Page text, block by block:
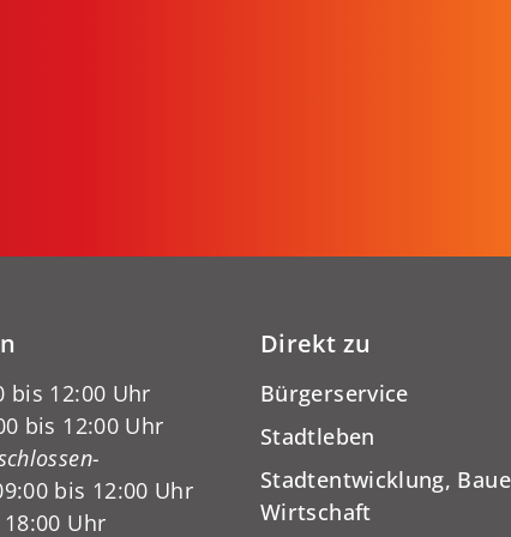
bis 12:00 Uhr
bis 12:00 Uhr
bis 12:00 Uhr
Uhr
Direkt zu
Bürgerservice
Stadtleben
Stadtentwicklung,
Wirtschaft